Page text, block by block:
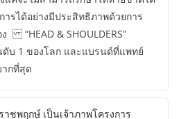
รได้อย่างมีประสิทธิภาพด้วยการ
“HEAD & SHOULDERS”
บ 1 ของโลก และแบรนด์ที่แพทย์
กที่สุด
าชพฤกษ์ เป็นเจ้าภาพโครงการ